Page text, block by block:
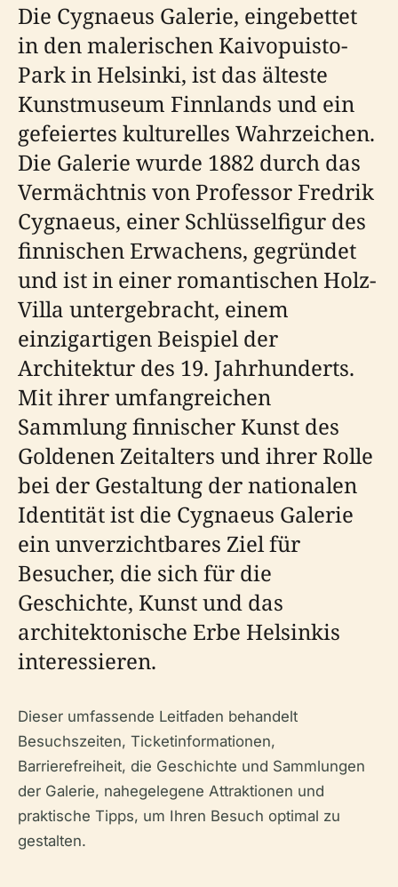
Die Cygnaeus Galerie, eingebettet
in den malerischen Kaivopuisto-
Park in Helsinki, ist das älteste
Kunstmuseum Finnlands und ein
gefeiertes kulturelles Wahrzeichen.
Die Galerie wurde 1882 durch das
Vermächtnis von Professor Fredrik
Cygnaeus, einer Schlüsselfigur des
finnischen Erwachens, gegründet
und ist in einer romantischen Holz-
Villa untergebracht, einem
einzigartigen Beispiel der
Architektur des 19. Jahrhunderts.
Mit ihrer umfangreichen
Sammlung finnischer Kunst des
Goldenen Zeitalters und ihrer Rolle
bei der Gestaltung der nationalen
Identität ist die Cygnaeus Galerie
ein unverzichtbares Ziel für
Besucher, die sich für die
Geschichte, Kunst und das
architektonische Erbe Helsinkis
interessieren.
Dieser umfassende Leitfaden behandelt
Besuchszeiten, Ticketinformationen,
Barrierefreiheit, die Geschichte und Sammlungen
der Galerie, nahegelegene Attraktionen und
praktische Tipps, um Ihren Besuch optimal zu
gestalten.